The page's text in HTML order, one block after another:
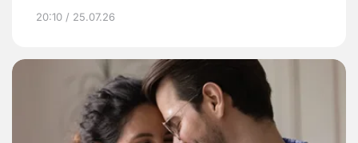
20:10 / 25.07.26